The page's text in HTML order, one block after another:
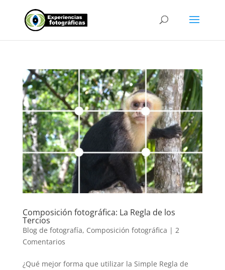
Composición fotográfica: La Regla de los
Tercios
Blog de fotografía, Composición fotográfica | 2
Comentarios
¿Qué mejor forma que utilizar la Simple Regla de